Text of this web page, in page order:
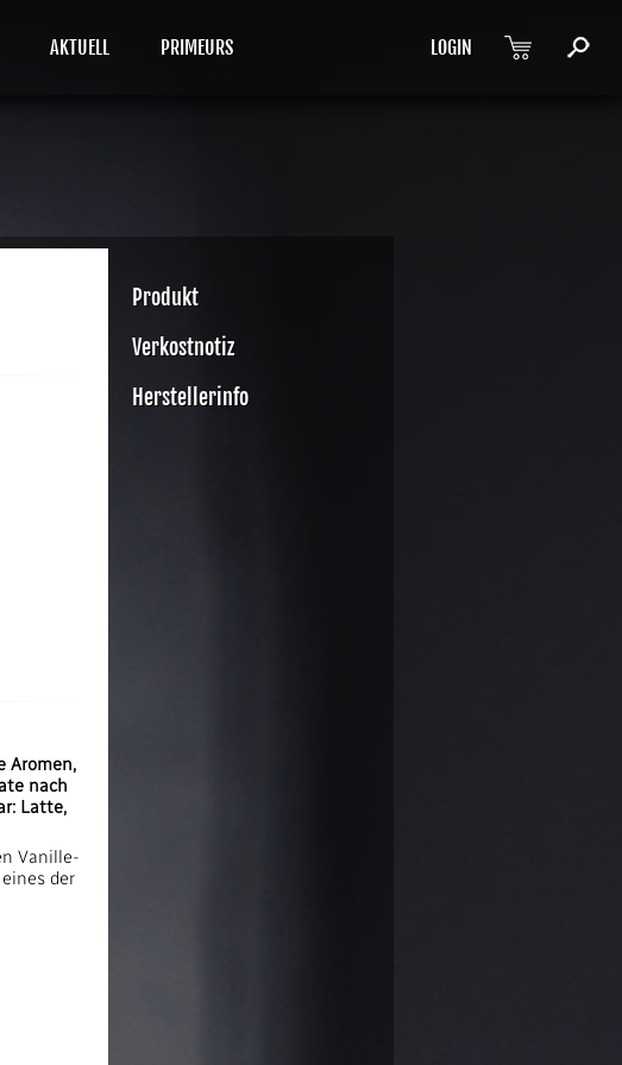
AKTUELL LOGIN
PRIMEURS
Aromen,
nach
Latte,
Vanille-
der
Produkt
Verkostnotiz
Herstellerinfo